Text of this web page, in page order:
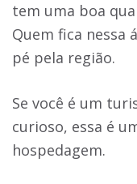
tem uma boa
Quem fica nessa
pé pela região.
Se você é um
curioso, essa é
hospedagem.